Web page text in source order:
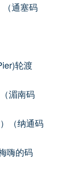
（通塞码
轮渡
湄南码
（纳通码
嗨的码